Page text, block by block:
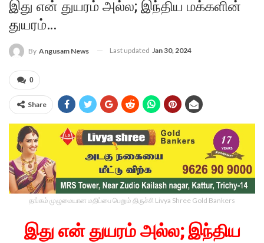
இது என் துயரம் அல்ல; இந்திய மக்களின்
துயரம்…
By Angusam News Last updated Jan 30, 2024
0
Share
தங்கம் முழுமையான மதிப்பை பெறும் திருச்சி Livya Shree Gold Bankers
இது என் துயரம் அல்ல; இந்திய